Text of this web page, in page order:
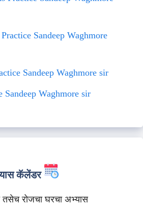
Sandeep Waghmore
Sandeep Waghmore sir
Sandeep Waghmore sir
कॅलेंडर
तसेच रोजचा घरचा अभ्यास